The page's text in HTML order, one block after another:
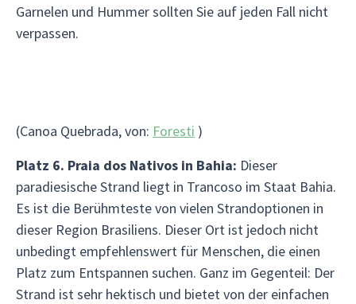
Garnelen und Hummer sollten Sie auf jeden Fall nicht
verpassen.
(Canoa Quebrada, von: Foresti )
Platz 6. Praia dos Nativos in Bahia: Dieser
paradiesische Strand liegt in Trancoso im Staat Bahia.
Es ist die Berühmteste von vielen Strandoptionen in
dieser Region Brasiliens. Dieser Ort ist jedoch nicht
unbedingt empfehlenswert für Menschen, die einen
Platz zum Entspannen suchen. Ganz im Gegenteil: Der
Strand ist sehr hektisch und bietet von der einfachen